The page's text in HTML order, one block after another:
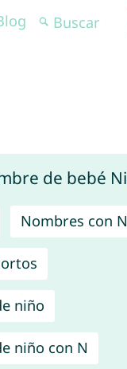
Nombres con N
niño
niño con N